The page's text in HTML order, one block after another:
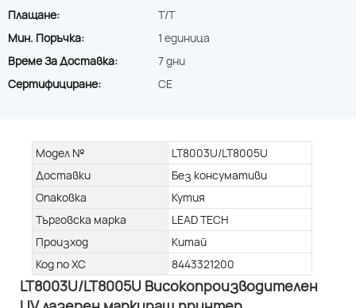
Плащане:
T/T
Мин. Поръчка:
1 единица
Време За Доставка:
7 дни
Сертифициране:
CE
Модел №
LT8003U/LT8005U
Доставки
Без консумативи
Опаковка
Кутия
Търговска марка
LEAD TECH
Произход
Китай
Код по ХС
8443321200
LT8003U/LT8005U Високопроизводителен